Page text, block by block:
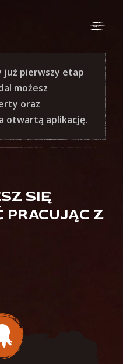
już pierwszy etap
możesz
oraz
otwartą aplikację.
SIĘ
PRACUJĄC Z